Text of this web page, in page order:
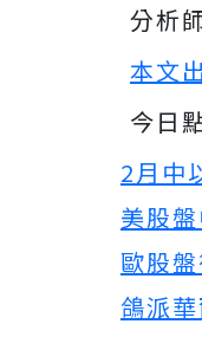
分析
本文
今日
2月中
美股
歐股
鴿派